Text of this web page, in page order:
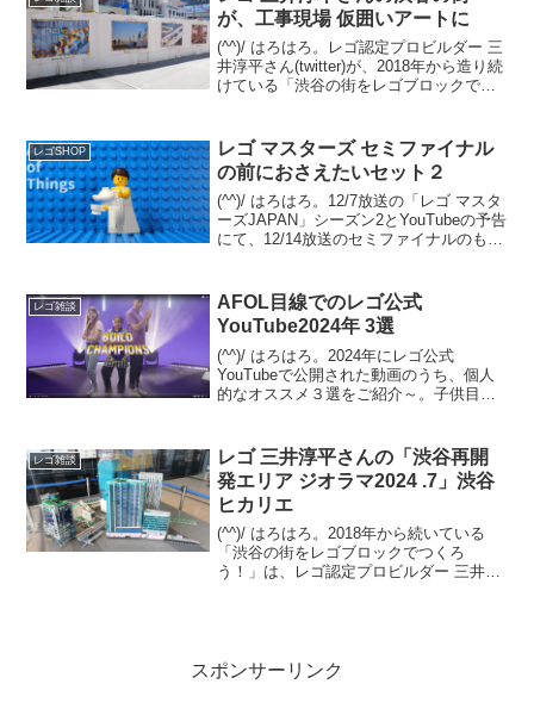
が、工事現場 仮囲いアートに
(^^)/ はろはろ。レゴ認定プロビルダー 三
井淳平さん(twitter)が、2018年から造り続
けている「渋谷の街をレゴブロックでつ
谷の街を歩いていたら、三井さ...
レゴSHOP
レゴ マスターズ セミファイナル
の前におさえたいセット２
(^^)/ はろはろ。12/7放送の「レゴ マスタ
ーズJAPAN」シーズン2とYouTubeの予告
にて、12/14放送のセミファイナルのもう
ァイナルでは、既存セ...
レゴ雑談
AFOL目線でのレゴ公式
YouTube2024年 3選
(^^)/ はろはろ。2024年にレゴ公式
YouTubeで公開された動画のうち、個人
的なオススメ３選をご紹介～。子供目線
ィシャル！？ってくらいに、子供向けで
は無いホ...
レゴ雑談
レゴ 三井淳平さんの「渋谷再開
発エリア ジオラマ2024 .7」渋谷
ヒカリエ
(^^)/ はろはろ。2018年から続いている
「渋谷の街をレゴブロックでつくろ
う！」は、レゴ認定プロビルダー 三井淳
スポンサーリンク